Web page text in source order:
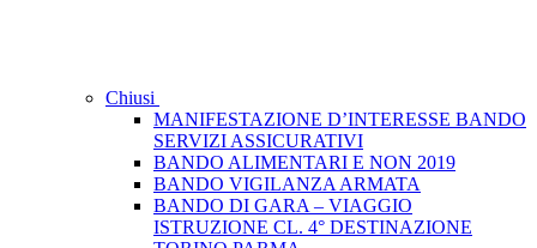
Chiusi
MANIFESTAZIONE D’INTERESSE BANDO
SERVIZI ASSICURATIVI
BANDO ALIMENTARI E NON 2019
BANDO VIGILANZA ARMATA
BANDO DI GARA – VIAGGIO
ISTRUZIONE CL. 4° DESTINAZIONE